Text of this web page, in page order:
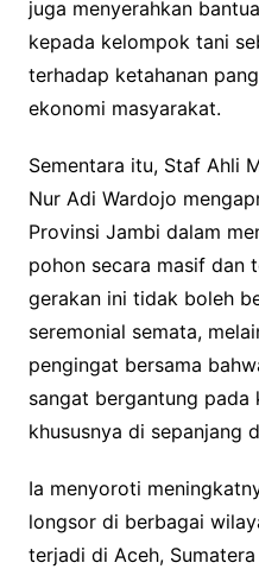
juga menyerahkan
kepada kelompok tani
terhadap ketahanan
ekonomi masyarakat.
Sementara itu, Staf Ahli
Nur Adi Wardojo
Provinsi Jambi dalam
pohon secara masif dan
gerakan ini tidak boleh
seremonial semata,
pengingat bersama
sangat bergantung pada
khususnya di sepanjang
Ia menyoroti
longsor di berbagai
terjadi di Aceh,